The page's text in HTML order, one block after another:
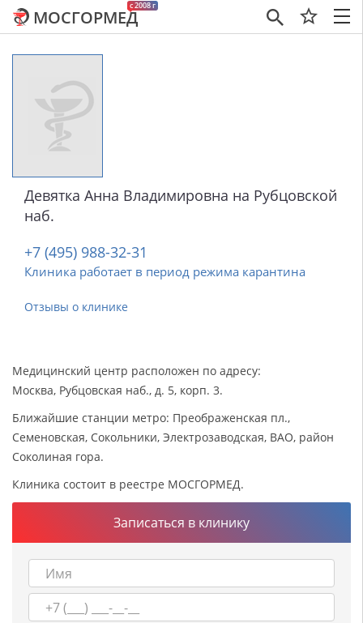
×
c 2008 г
МОСГОРМЕД
Девятка Анна Владимировна на Рубцовской
наб.
+7 (495) 988-32-31
Клиника работает в период режима карантина
Отзывы о клинике
Медицинский центр расположен по адресу:
Москва, Рубцовская наб., д. 5, корп. 3.
Ближайшие станции метро: Преображенская пл.,
Семеновская, Сокольники, Электрозаводская, ВАО, район
Соколиная гора.
Клиника состоит в реестре МОСГОРМЕД.
Записаться в клинику